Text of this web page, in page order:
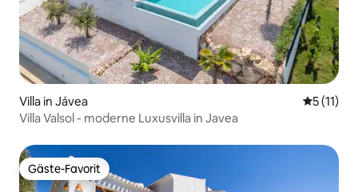
Villa in Jávea
5 (11)
Villa Valsol - moderne Luxusvilla in Javea
Gäste-Favorit
Gäste-Favorit